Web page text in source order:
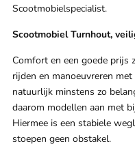
Scootmobielspecialist.
Scootmobiel Turnhout,
Comfort en een goede prijs
rijden en manoeuvreren
natuurlijk minstens zo
daarom modellen aan met
Hiermee is een stabiele
stoepen geen obstakel.